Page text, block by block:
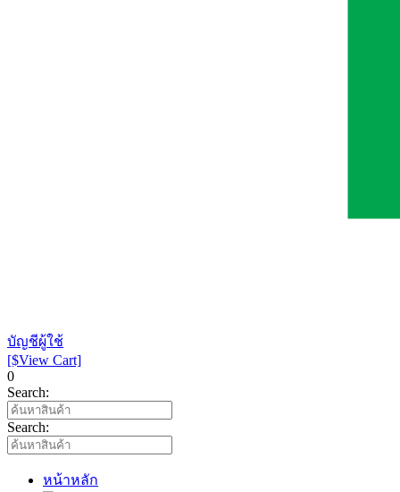
บัญชีผู้ใช้
[$View Cart]
0
Search:
Search:
หน้าหลัก